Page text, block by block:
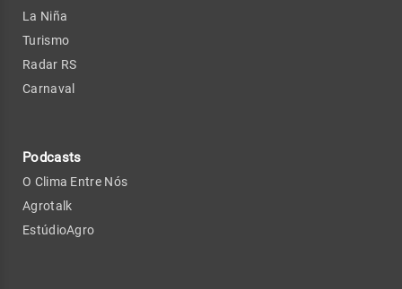
La Niña
Turismo
Radar RS
Carnaval
Podcasts
O Clima Entre Nós
Agrotalk
EstúdioAgro